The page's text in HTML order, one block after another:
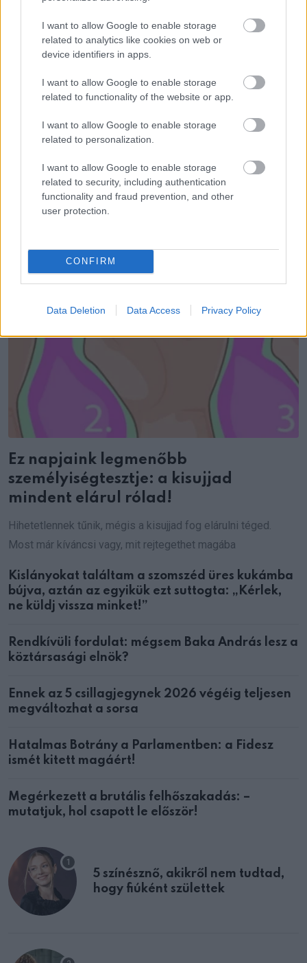
I want to allow Google to enable storage
related to analytics like cookies on web or
device identifiers in apps.
I want to allow Google to enable storage
related to functionality of the website or app.
I want to allow Google to enable storage
related to personalization.
I want to allow Google to enable storage
related to security, including authentication
functionality and fraud prevention, and other
user protection.
CONFIRM
Data Deletion Data Access Privacy Policy
1 ... 104 105 106
LEGÚJABB POSZTOK:
Ez napjaink legmenőbb
személyiségtesztje: a kisujjad
mindent elárul rólad!
Hihetetlennek tűnik, mégis a kisujjad fog elárulni téged.
Most már kíváncsi vagy, mit rejtegethet magába
Kislányokat találtam a szomszéd üres kukámba
bújva, aztán az egyikük ezt suttogta: „Kérlek,
ne küldj vissza minket!”
Rendkívüli fordulat: mégsem Baka András lesz a
köztársasági elnök?
Ennek az 5 csillagjegynek 2026 végéig teljesen
megváltozhat a sorsa
Hatalmas Botrány a Parlamentben: a Fidesz
ismét kitett magáért!
Megérkezett a brutális felhőszakadás: –
mutatjuk, hol csapott le először!
5 színésznő, akikről nem tudtad,
hogy fiúként születtek